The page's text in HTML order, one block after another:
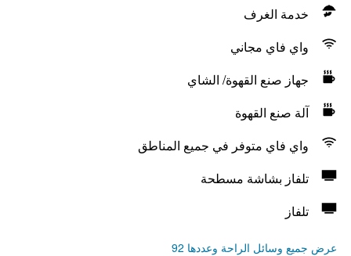
خدمة الغرف
واي فاي مجاني
جهاز صنع القهوة/ الشاي
آلة صنع القهوة
واي فاي متوفر في جميع المناطق
تلفاز بشاشة مسطحة
تلفاز
عرض جميع وسائل الراحة وعددها 92